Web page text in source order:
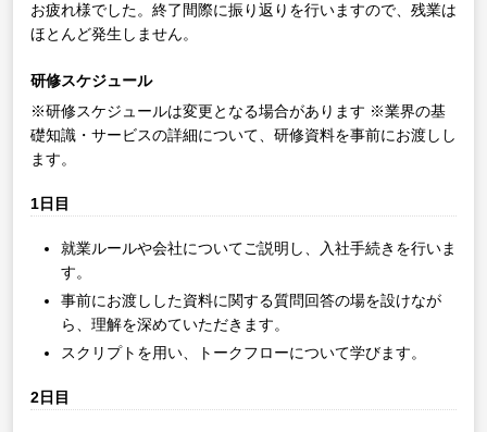
お疲れ様でした。終了間際に振り返りを行いますので、残業は
ほとんど発生しません。
研修スケジュール
※研修スケジュールは変更となる場合があります ※業界の基
礎知識・サービスの詳細について、研修資料を事前にお渡しし
ます。
1日目
就業ルールや会社についてご説明し、入社手続きを行いま
す。
事前にお渡しした資料に関する質問回答の場を設けなが
ら、理解を深めていただきます。
スクリプトを用い、トークフローについて学びます。
2日目